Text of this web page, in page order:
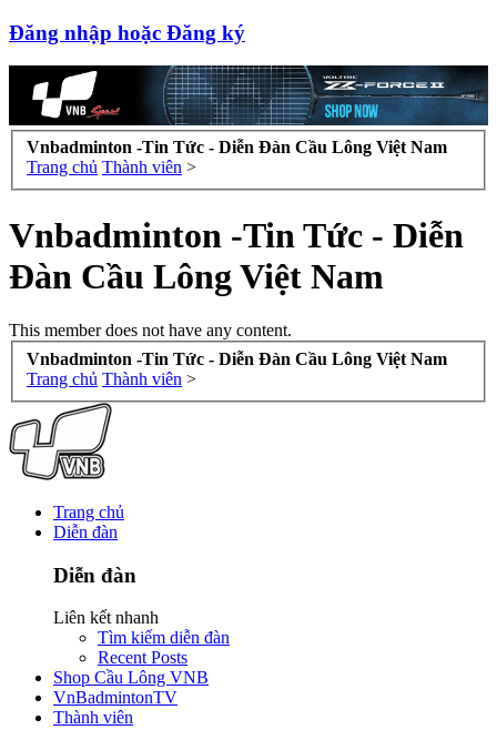
Đăng nhập hoặc Đăng ký
Vnbadminton -Tin Tức - Diễn Đàn Cầu Lông Việt Nam
Trang chủ Thành viên >
Vnbadminton -Tin Tức - Diễn
Đàn Cầu Lông Việt Nam
This member does not have any content.
Vnbadminton -Tin Tức - Diễn Đàn Cầu Lông Việt Nam
Trang chủ Thành viên >
Trang chủ
Diễn đàn
Diễn đàn
Liên kết nhanh
Tìm kiếm diễn đàn
Recent Posts
Shop Cầu Lông VNB
VnBadmintonTV
Thành viên